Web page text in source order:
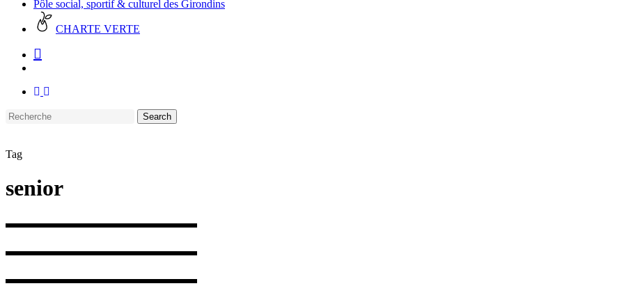
Pôle social, sportif & culturel des Girondins
CHARTE VERTE
facebook
instagram
Search
Tag
senior